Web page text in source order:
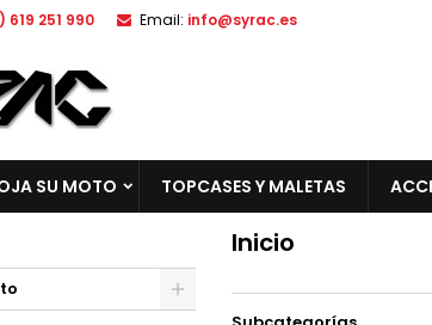
619 251 990 Email: info@syrac.es
SU MOTO TOPCASES Y MALETAS
Inicio